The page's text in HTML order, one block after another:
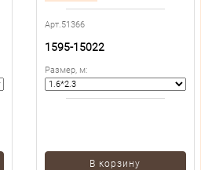
Арт.51366
1595-15022
Размер, м:
В корзину